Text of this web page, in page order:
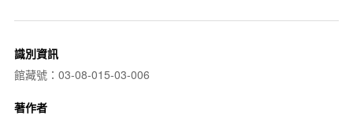
識別資訊
館藏號：03-08-015-03-006
著作者